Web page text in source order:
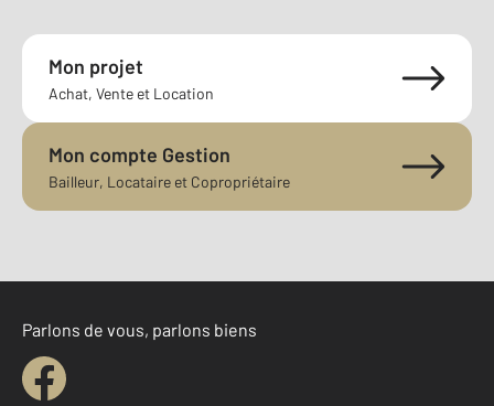
Mon projet
Achat, Vente et Location
Mon compte Gestion
Bailleur, Locataire et Copropriétaire
Parlons de vous, parlons biens